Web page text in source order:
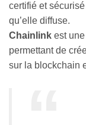
certifié et
qu’elle diffuse.
Chainlink est
permettant de
sur la blockchain